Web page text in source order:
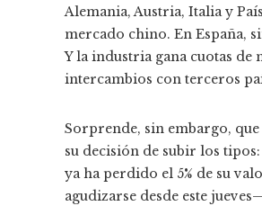
Alemania, Austria, Italia y
mercado chino. En España,
Y la industria gana cuotas
intercambios con terceros
Sorprende, sin embargo,
su decisión de subir los
ya ha perdido el 5% de su
agudizarse desde este